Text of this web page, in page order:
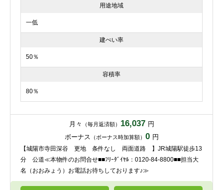
用途地域
一低
建ぺい率
50％
容積率
80％
月々 （毎月返済額） 16,037 円
ボーナス （ボーナス時加算額） 0 円
【城陽市寺田深谷 更地 条件なし 両面道路 】JR城陽駅徒歩13
分 公道≪本物件のお問合せ■■ﾌﾘｰﾀﾞｲﾔﾙ：0120-84-8800■■担当大
名（おおみょう）お電話お待ちしております♪≫